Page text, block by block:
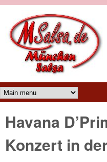
Main menu
Havana
Konzert in